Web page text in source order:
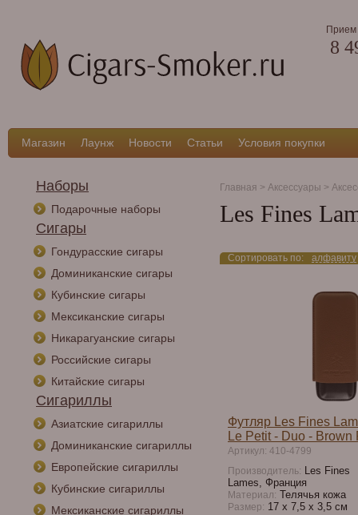
Прием
8
Магазин Лаунж Новости Статьи Условия покупки
Наборы
Подарочные наборы
Сигары
Гондурасские сигары
Доминиканские сигары
Кубинские сигары
Мексиканские сигары
Никарагуанские сигары
Российские сигары
Китайские сигары
Сигариллы
Азиатские сигариллы
Доминиканские сигариллы
Европейские сигариллы
Кубинские сигариллы
Мексиканские сигариллы
Главная > Аксессуары >
Les Fines
Сортировать по: алфавиту
Футляр Les Fines
Le Petit - Duo - Brown
Артикул: 410-4799
Производитель: Les Fines
Lames, Франция
Материал: Телячья кожа
Размер: 17 х 7,5 х 3,5 см